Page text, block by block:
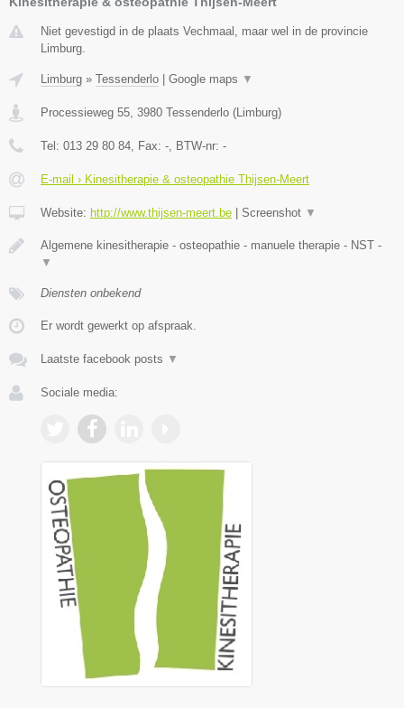
Niet gevestigd in de plaats Vechmaal, maar wel in de provincie
Limburg.
Limburg » Tessenderlo Google maps ▼
Processieweg 55 3980 Tessenderlo ( Limburg)
Tel: 013 29 80 84 , Fax: - , BTW-nr: -
E-mail › Kinesitherapie & osteopathie Thijsen-Meert
Website: http://www.thijsen-meert.be Screenshot ▼
Algemene kinesitherapie - osteopathie - manuele therapie - NST -
▼
Diensten onbekend
Er wordt gewerkt op afspraak.
Laatste facebook posts ▼
Sociale media: